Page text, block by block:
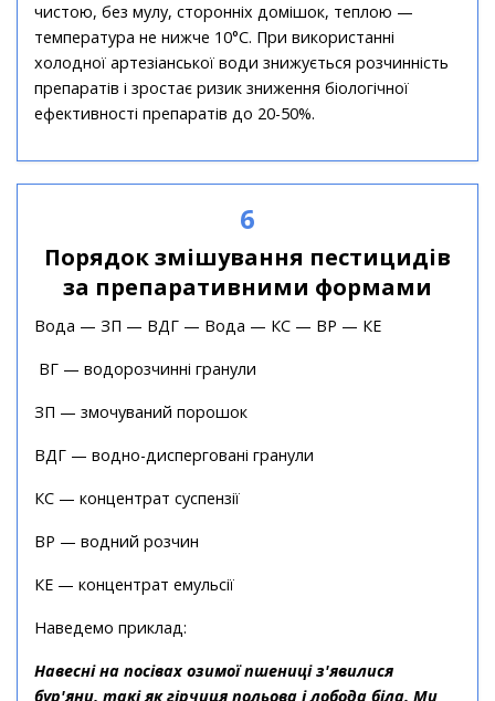
чистою, без мулу, сторонніх домішок, теплою —
температура не нижче 10°С. При використанні
холодної артезіанської води знижується розчинність
препаратів і зростає ризик зниження біологічної
ефективності препаратів до 20-50%.
6
Порядок змішування пестицидів
за препаративними формами
Вода — ЗП — ВДГ — Вода — КС — ВР — КЕ
ВГ — водорозчинні гранули
ЗП — змочуваний порошок
ВДГ — водно-дисперговані гранули
КС — концентрат суспензії
ВР — водний розчин
КЕ — концентрат емульсії
Наведемо приклад:
Навесні на посівах озимої пшениці з'явилися
бур'яни, такі як гірчиця польова і лобода біла. Ми